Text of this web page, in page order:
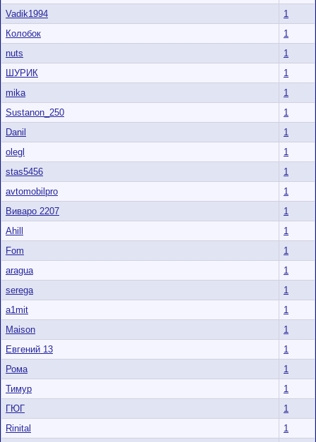
Vadik1994
1
Колобок
1
nuts
1
ШУРИК
1
mika
1
Sustanon_250
1
Danil
1
olegl
1
stas5456
1
avtomobilpro
1
Виваро 2207
1
Ahill
1
Fom
1
aragua
1
serega
1
a1mit
1
Maison
1
Евгений 13
1
Рома
1
Тимур
1
ГЮГ
1
Rinital
1